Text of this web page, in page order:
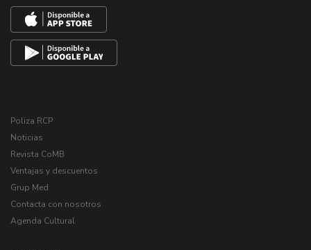
Poliza RCP
Noticias
Revista CoMB
Ventajas y descuentos
Grup Med
Contacta con nosotros
Agenda Cultural